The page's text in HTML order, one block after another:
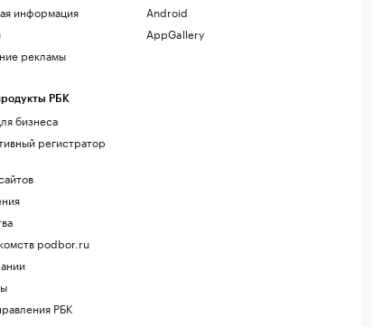
информация
рекламы
РБК
бизнеса
регистратор
podbor.ru
РБК
Android
AppGallery